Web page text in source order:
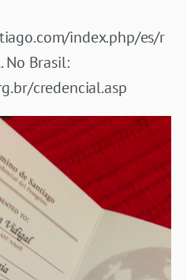
index.php/es/r
Brasil:
credencial.asp